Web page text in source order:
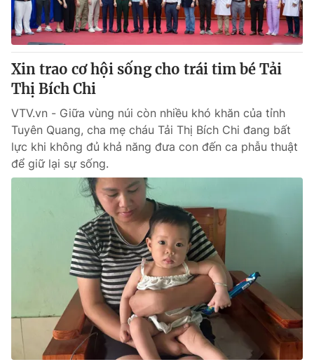
Xin trao cơ hội sống cho trái tim bé Tải
Thị Bích Chi
VTV.vn - Giữa vùng núi còn nhiều khó khăn của tỉnh
Tuyên Quang, cha mẹ cháu Tải Thị Bích Chi đang bất
lực khi không đủ khả năng đưa con đến ca phẫu thuật
để giữ lại sự sống.